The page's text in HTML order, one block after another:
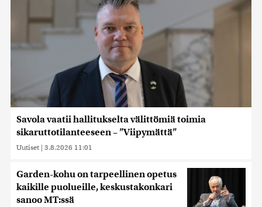
Savola vaatii hallitukselta välittömiä toimia
sikaruttotilanteeseen – ”Viipymättä”
Uutiset | 3.8.2026 11:01
Garden-kohu on tarpeellinen opetus
kaikille puolueille, keskustakonkari
sanoo MT:ssä